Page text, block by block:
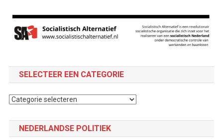
SELECTEER EEN CATEGORIE
Selecteer
NEDERLANDSE POLITIEK